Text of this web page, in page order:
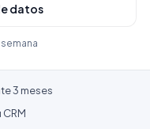
datos
3 meses